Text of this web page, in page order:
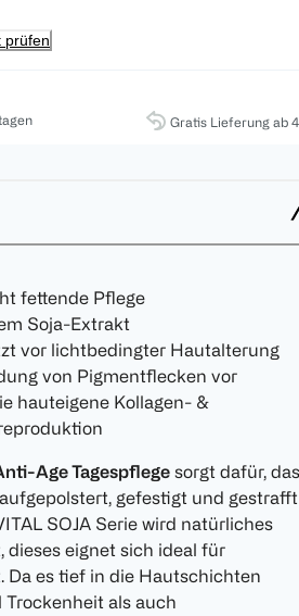
prüfen
Gratis Lieferung ab
fettende Pflege
Soja-Extrakt
vor lichtbedingter Hautalterung
von Pigmentflecken vor
hauteigene Kollagen- &
Age Tagespflege sorgt dafür,
gefestigt und gestrafft
SOJA Serie wird natürliches
dieses eignet sich ideal für
Da es tief in die Hautschichten
als auch